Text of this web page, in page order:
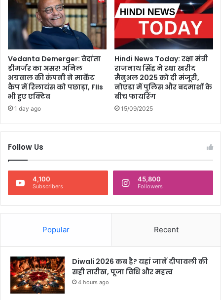
Vedanta Demerger: वेदांता
डीमर्जर का असर! अनिल
अग्रवाल की कंपनी ने मार्केट
कैप में रिलायंस को पछाड़ा, FIIs
भी हुए एक्टिव
1 day ago
Hindi News Today: रक्षा मंत्री
राजनाथ सिंह ने रक्षा खरीद
मैनुअल 2025 को दी मंजूरी,
नोएडा में पुलिस और बदमाशों के
बीच फायरिंग
15/09/2025
Follow Us
4,100
Subscribers
45,800
Followers
Popular Recent
Diwali 2026 कब है? यहां जानें दीपावली की
सही तारीख, पूजा विधि और महत्व
4 hours ago